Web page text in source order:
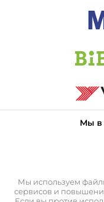
Мы в
Мы используем
сервисов и